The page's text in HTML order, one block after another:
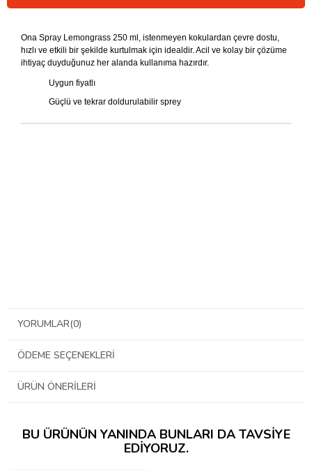
Ona Spray Lemongrass 250 ml, istenmeyen kokulardan çevre dostu,
hızlı ve etkili bir şekilde kurtulmak için idealdir. Acil ve kolay bir çözüme
ihtiyaç duyduğunuz her alanda kullanıma hazırdır.
Uygun fiyatlı
Güçlü ve tekrar doldurulabilir sprey
YORUMLAR(0)
ÖDEME SEÇENEKLERI
ÜRÜN ÖNERILERI
BU ÜRÜNÜN YANINDA BUNLARI DA TAVSIYE
EDIYORUZ.